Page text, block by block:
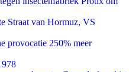
Straat van Hormuz, VS
provocatie 250% meer